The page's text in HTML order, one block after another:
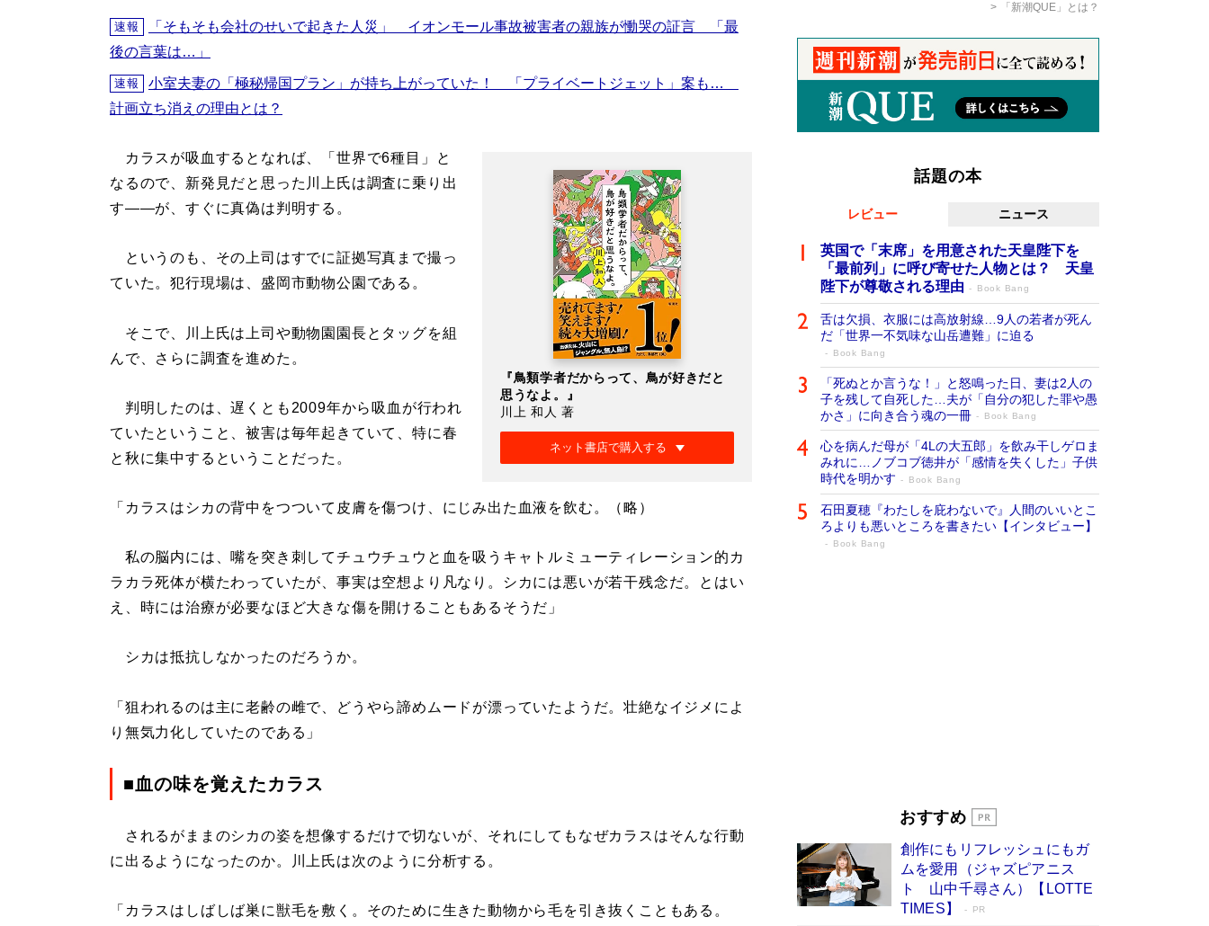
速報
「そもそも会社のせいで起きた人災」 イオンモール事故被害者の親族が慟哭の証言 「最
後の言葉は…」
速報
小室夫妻の「極秘帰国プラン」が持ち上がっていた！ 「プライベートジェット」案も…
計画立ち消えの理由とは？
『鳥類学者だからって、鳥が好きだと
思うなよ。』
川上 和人 著
ネット書店で購入する
カラスが吸血するとなれば、「世界で6種目」と
なるので、新発見だと思った川上氏は調査に乗り出
す――が、すぐに真偽は判明する。
というのも、その上司はすでに証拠写真まで撮っ
ていた。犯行現場は、盛岡市動物公園である。
そこで、川上氏は上司や動物園園長とタッグを組
んで、さらに調査を進めた。
判明したのは、遅くとも2009年から吸血が行われ
ていたということ、被害は毎年起きていて、特に春
と秋に集中するということだった。
「カラスはシカの背中をつついて皮膚を傷つけ、にじみ出た血液を飲む。（略）
私の脳内には、嘴を突き刺してチュウチュウと血を吸うキャトルミューティレーション的カ
ラカラ死体が横たわっていたが、事実は空想より凡なり。シカには悪いが若干残念だ。とはい
え、時には治療が必要なほど大きな傷を開けることもあるそうだ」
シカは抵抗しなかったのだろうか。
「狙われるのは主に老齢の雌で、どうやら諦めムードが漂っていたようだ。壮絶なイジメによ
り無気力化していたのである」
■血の味を覚えたカラス
されるがままのシカの姿を想像するだけで切ないが、それにしてもなぜカラスはそんな行動
に出るようになったのか。川上氏は次のように分析する。
「カラスはしばしば巣に獣毛を敷く。そのために生きた動物から毛を引き抜くこともある。
「新潮QUE」とは？
話題の本
レビュー ニュース
英国で「末席」を用意された天皇陛下を
「最前列」に呼び寄せた人物とは？ 天皇
陛下が尊敬される理由
Book Bang
舌は欠損、衣服には高放射線…9人の若者が死ん
だ「世界一不気味な山岳遭難」に迫る
Book Bang
「死ぬとか言うな！」と怒鳴った日、妻は2人の
子を残して自死した…夫が「自分の犯した罪や愚
かさ」に向き合う魂の一冊
Book Bang
心を病んだ母が「4Lの大五郎」を飲み干しゲロま
みれに…ノブコブ徳井が「感情を失くした」子供
時代を明かす
Book Bang
石田夏穂『わたしを庇わないで』人間のいいとこ
ろよりも悪いところを書きたい【インタビュー】
Book Bang
開発への関心を押し上げた18年の物語に幕 特装
Book Bang
「不意に涙が出そうに…」高嶋政伸が明かし
た“13歳の娘を暴行する役”への葛藤 インティマ
シーコーディネーターに支えられたNHK『大奥』
おすすめ
創作にもリフレッシュにもガ
ムを愛用（ジャズピアニス
ト 山中千尋さん）【LOTTE
TIMES】
PR